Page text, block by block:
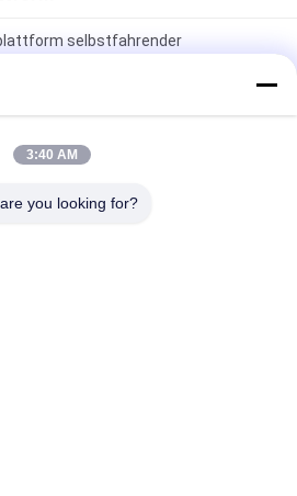
selbstfahrender
Elektrische selbstfahrende
450Kg Belastung
Aluminium-
3:40 AM
you looking for?